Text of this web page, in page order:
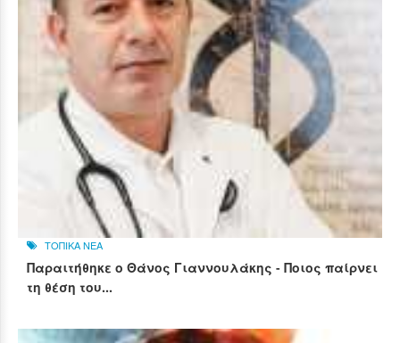
ΤΟΠΙΚΑ ΝΕΑ
Παραιτήθηκε ο Θάνος Γιαννουλάκης - Ποιος παίρνει
τη θέση του...